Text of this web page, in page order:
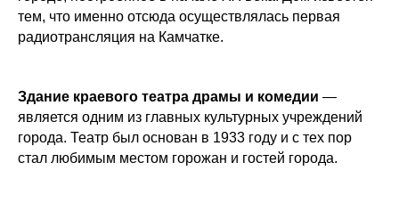
тем, что именно отсюда осуществлялась первая
радиотрансляция на Камчатке.
Здание краевого театра драмы и комедии —
является одним из главных культурных учреждений
города. Театр был основан в 1933 году и с тех пор
стал любимым местом горожан и гостей города.